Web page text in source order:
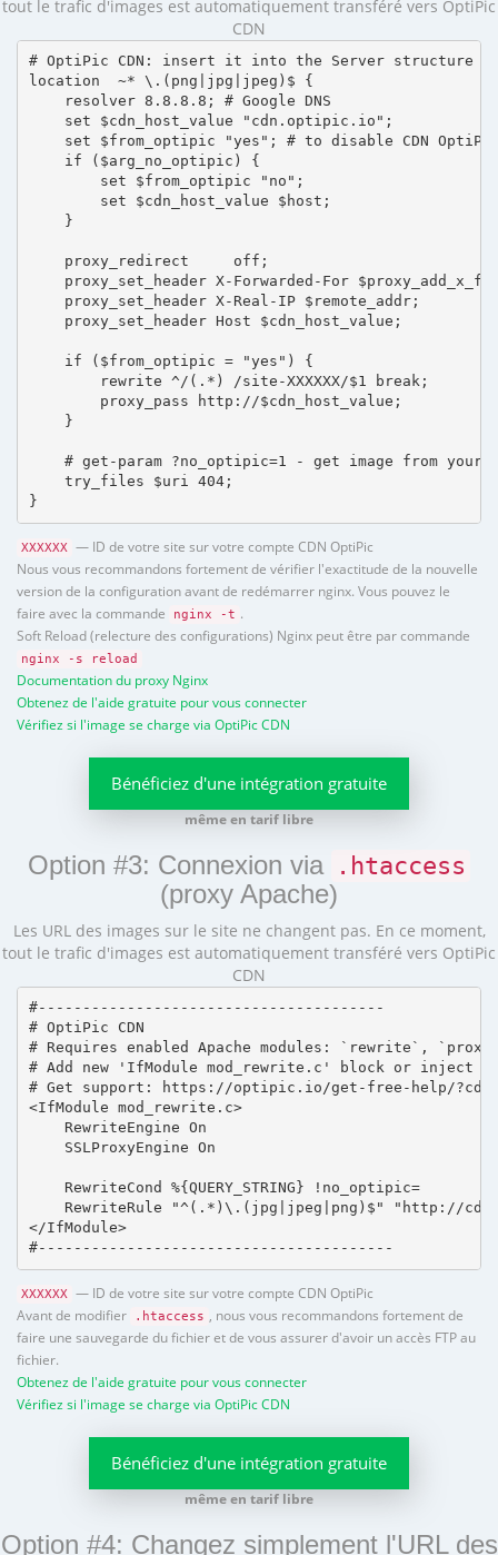
tout le trafic d'images est automatiquement transféré vers OptiPic
CDN
# OptiPic CDN: insert it into the Server structure
location  ~* \.(png|jpg|jpeg)$ {
    resolver 8.8.8.8; # Google DNS
    set $cdn_host_value "cdn.optipic.io";
set $from_optipic "yes"; # to disable CDN
    if ($arg_no_optipic) {
        set $from_optipic "no";
        set $cdn_host_value $host;
    }
    proxy_redirect     off;
proxy_set_header X-Forwarded-For
    proxy_set_header X-Real-IP $remote_addr;
    proxy_set_header Host $cdn_host_value;
    if ($from_optipic = "yes") {
        rewrite ^/(.*) /site-XXXXXX/$1 break;
        proxy_pass http://$cdn_host_value;
    }
# get-param ?no_optipic=1 - get image from your
    try_files $uri 404;
}
XXXXXX
— ID de votre site sur votre compte CDN OptiPic
Nous vous recommandons fortement de vérifier l'exactitude de la nouvelle
version de la configuration avant de redémarrer nginx. Vous pouvez le
faire avec la commande
nginx -t .
Soft Reload (relecture des configurations) Nginx peut être par commande
nginx -s reload
Documentation du proxy Nginx
Obtenez de l'aide gratuite pour vous connecter
Vérifiez si l'image se charge via OptiPic CDN
Bénéficiez d'une intégration gratuite
même en tarif libre
Option #3: Connexion via .htaccess
(proxy Apache)
Les URL des images sur le site ne changent pas. En ce moment,
tout le trafic d'images est automatiquement transféré vers OptiPic
CDN
#---------------------------------------
# OptiPic CDN
# Requires enabled Apache modules: `rewrite`,
# Add new 'IfModule mod_rewrite.c' block or inject
# Get support: https://optipic.io/get-free-help/
<IfModule mod_rewrite.c>
    RewriteEngine On
    SSLProxyEngine On
    RewriteCond %{QUERY_STRING} !no_optipic=
RewriteRule "^(.*)\.(jpg|jpeg|png)$" "http://
</IfModule>
#----------------------------------------
XXXXXX
— ID de votre site sur votre compte CDN OptiPic
Avant de modifier
.htaccess
, nous vous recommandons fortement de
faire une sauvegarde du fichier et de vous assurer d'avoir un accès FTP au
fichier.
Obtenez de l'aide gratuite pour vous connecter
Vérifiez si l'image se charge via OptiPic CDN
Bénéficiez d'une intégration gratuite
même en tarif libre
Option #4: Changez simplement l'URL des